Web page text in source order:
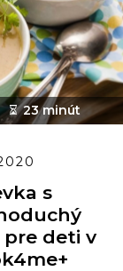
23 minút
s
pre deti v